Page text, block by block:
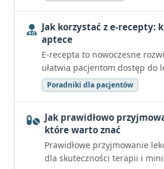
Jak korzystać z e-recepty:
aptece
E-recepta to nowoczesne
ułatwia pacjentom dostęp do
Poradniki dla pacjentów
Jak prawidłowo
które warto znać
Prawidłowe przyjmowanie
dla skuteczności terapii i